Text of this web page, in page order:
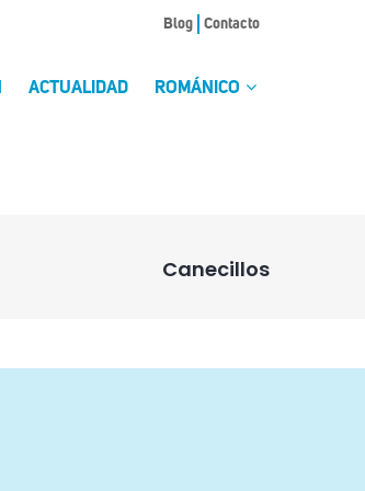
Blog Contacto
ACTUALIDAD ROMÁNICO
Canecillos